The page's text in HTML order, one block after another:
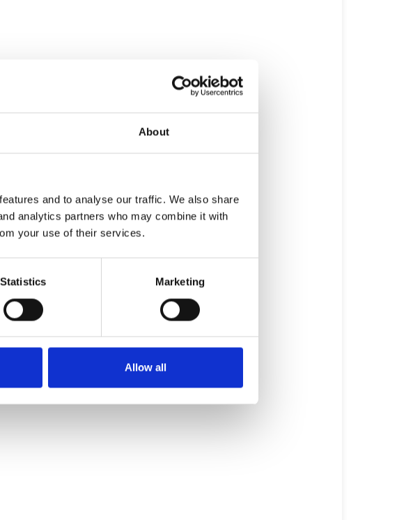
About
and to analyse our traffic. We also share
analytics partners who may combine it with
your use of their services.
Statistics Marketing
Allow all